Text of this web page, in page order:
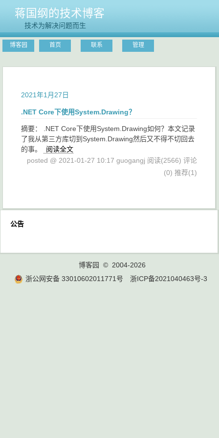
蒋国纲的技术博客
技术为解决问题而生
博客园 首页 联系 管理
2021年1月27日
.NET Core下使用System.Drawing？
摘要： .NET Core下使用System.Drawing如何？本文记录
了我从第三方库切到System.Drawing然后又不得不切回去
的事。
阅读全文
posted @ 2021-01-27 10:17 guogangj 阅读(2566) 评论
(0) 推荐(1)
公告
博客园
© 2004-2026
浙公网安备 33010602011771号
浙ICP备2021040463号-3